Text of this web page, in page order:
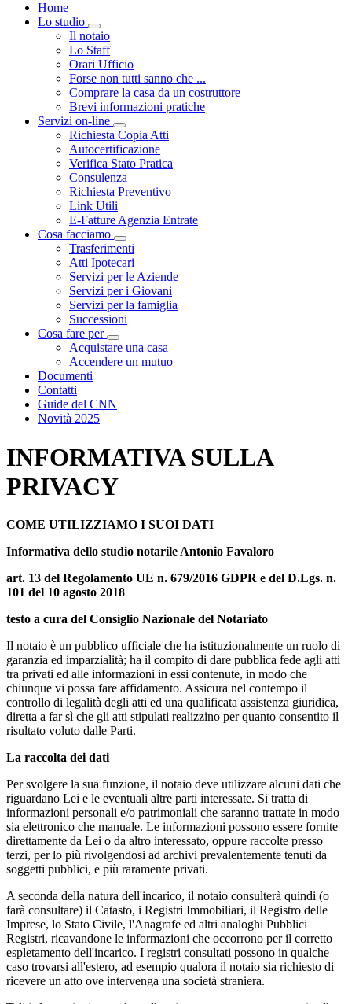
Home
Lo studio
Visualizza menù di secondo livello
Il notaio
Lo Staff
Orari Ufficio
Forse non tutti sanno che ...
Comprare la casa da un costruttore
Brevi informazioni pratiche
Servizi on-line
Visualizza menù di secondo livello
Richiesta Copia Atti
Autocertificazione
Verifica Stato Pratica
Consulenza
Richiesta Preventivo
Link Utili
E-Fatture Agenzia Entrate
Cosa facciamo
Visualizza menù di secondo livello
Trasferimenti
Atti Ipotecari
Servizi per le Aziende
Servizi per i Giovani
Servizi per la famiglia
Successioni
Cosa fare per
Visualizza menù di secondo livello
Acquistare una casa
Accendere un mutuo
Documenti
Contatti
Guide del CNN
Novità 2025
INFORMATIVA SULLA
PRIVACY
COME UTILIZZIAMO I SUOI DATI
Informativa dello studio notarile Antonio Favaloro
art. 13 del Regolamento UE n. 679/2016 GDPR e del D.Lgs. n.
101 del 10 agosto 2018
testo a cura del Consiglio Nazionale del Notariato
Il notaio è un pubblico ufficiale che ha istituzionalmente un ruolo di
garanzia ed imparzialità; ha il compito di dare pubblica fede agli atti
tra privati ed alle informazioni in essi contenute, in modo che
chiunque vi possa fare affidamento. Assicura nel contempo il
controllo di legalità degli atti ed una qualificata assistenza giuridica,
diretta a far sì che gli atti stipulati realizzino per quanto consentito il
risultato voluto dalle Parti.
La raccolta dei dati
Per svolgere la sua funzione, il notaio deve utilizzare alcuni dati che
riguardano Lei e le eventuali altre parti interessate. Si tratta di
informazioni personali e/o patrimoniali che saranno trattate in modo
sia elettronico che manuale. Le informazioni possono essere fornite
direttamente da Lei o da altro interessato, oppure raccolte presso
terzi, per lo più rivolgendosi ad archivi prevalentemente tenuti da
soggetti pubblici, e più raramente privati.
A seconda della natura dell'incarico, il notaio consulterà quindi (o
farà consultare) il Catasto, i Registri Immobiliari, il Registro delle
Imprese, lo Stato Civile, l'Anagrafe ed altri analoghi Pubblici
Registri, ricavandone le informazioni che occorrono per il corretto
espletamento dell'incarico. I registri consultati possono in qualche
caso trovarsi all'estero, ad esempio qualora il notaio sia richiesto di
ricevere un atto ove intervenga una società straniera.